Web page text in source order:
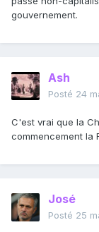
gouvernement.
Ash
Posté 24
C'est vrai que la
commencement la
José
Posté 25